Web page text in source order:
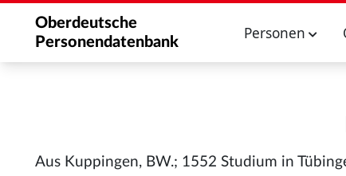
Oberdeutsche
Personendatenbank
Personen
Aus Kuppingen, BW.; 1552 Studium in